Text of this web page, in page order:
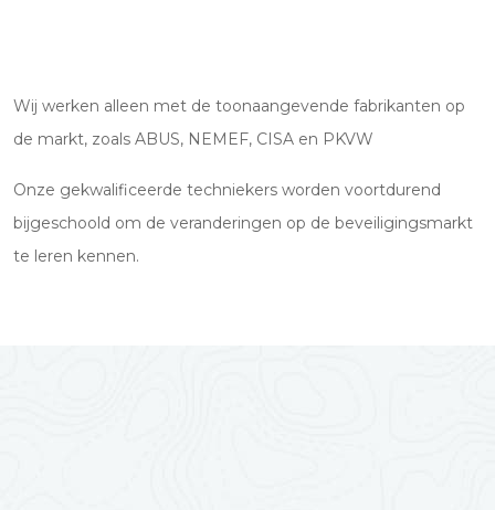
Wij werken alleen met de toonaangevende fabrikanten op
de markt, zoals ABUS, NEMEF, CISA en PKVW
Onze gekwalificeerde techniekers worden voortdurend
bijgeschoold om de veranderingen op de beveiligingsmarkt
te leren kennen.